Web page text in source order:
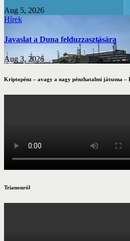
Aug 5, 2026
Hírek
Javaslat a Duna felduzzasztására
Aug 3, 2026
Kriptopénz – avagy a nagy pénzhatalmi játszma –
Trianonról